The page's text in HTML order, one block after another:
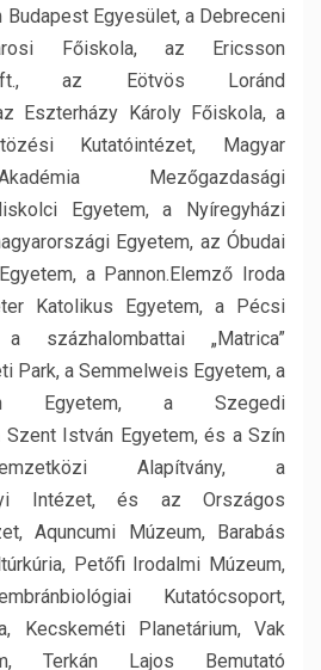
Budapest Egyesület, a Debreceni
Főiskola, az Ericsson
Kft., az Eötvös Loránd
Eszterházy Károly Főiskola, a
Kutatóintézet, Magyar
Mezőgazdasági
Egyetem, a Nyíregyházi
Egyetem, az Óbudai
a Pannon.Elemző Iroda
Katolikus Egyetem, a Pécsi
a százhalombattai „Matrica”
Park, a Semmelweis Egyetem, a
Egyetem, a Szegedi
Szent István Egyetem, és a Szín
Alapítvány, a
Intézet, és az Országos
Aquncumi Múzeum, Barabás
Petőfi Irodalmi Múzeum,
Kutatócsoport,
Kecskeméti Planetárium, Vak
Terkán Lajos Bemutató